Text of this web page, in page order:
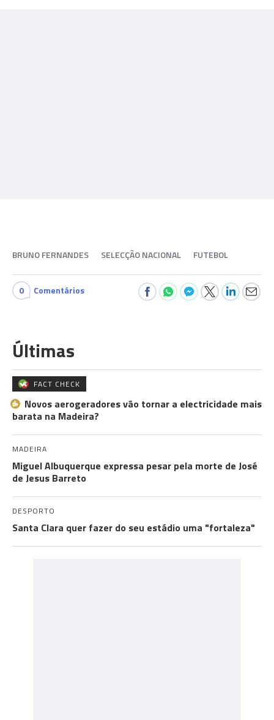
BRUNO FERNANDES SELECÇÃO NACIONAL FUTEBOL
0 Comentários
Últimas
FACT CHECK
Novos aerogeradores vão tornar a electricidade mais
barata na Madeira?
MADEIRA
Miguel Albuquerque expressa pesar pela morte de José
de Jesus Barreto
DESPORTO
Santa Clara quer fazer do seu estádio uma "fortaleza"